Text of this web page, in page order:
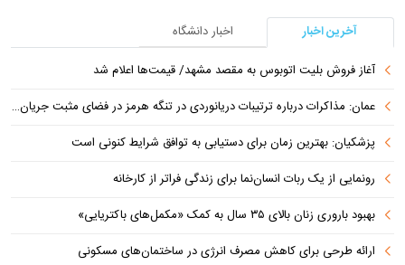
آخرین اخبار
اخبار دانشگاه
آغاز فروش بلیت اتوبوس به مقصد مشهد/ قیمت‌ها اعلام شد
عمان: مذاکرات درباره ترتیبات دریانوردی در تنگه هرمز در فضای مثبت جریان دارد
پزشکیان‌: بهترین زمان برای دستیابی به توافق شرایط کنونی است
رونمایی از یک ربات انسان‌نما برای زندگی فراتر از کارخانه
بهبود باروری زنان بالای ۳۵ سال به کمک «مکمل‌های باکتریایی»
ارائه طرحی برای کاهش مصرف انرژی در ساختمان‌های مسکونی